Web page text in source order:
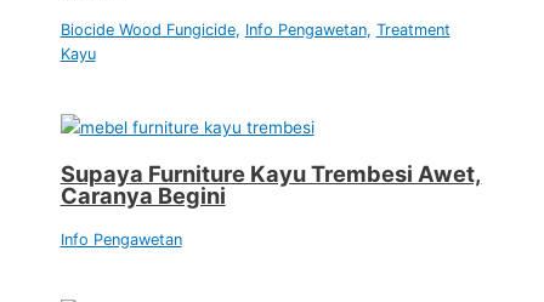
Biocide Wood Fungicide, Info Pengawetan, Treatment
Kayu
Supaya Furniture Kayu Trembesi Awet,
Caranya Begini
Info Pengawetan